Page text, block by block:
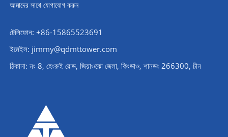
আমাদের সাথে যোগাযোগ করুন
টেলিফোন: +86-15865523691
ইমেইল: jimmy@qdmttower.com
ঠিকানা: নং 8, হেংরুই রোড, জিয়াওঝো জেলা, কিংডাও, শানডং 266300, চীন